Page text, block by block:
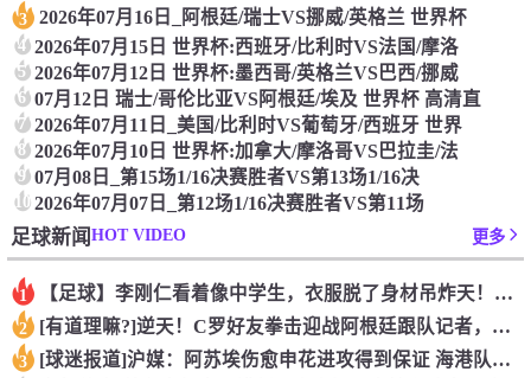
3 2026年07月16日_阿根廷/瑞士VS挪威/英格兰 世界杯
4 2026年07月15日 世界杯:西班牙/比利时VS法国/摩洛
5 2026年07月12日 世界杯:墨西哥/英格兰VS巴西/挪威
6 07月12日 瑞士/哥伦比亚VS阿根廷/埃及 世界杯 高清直
7 2026年07月11日_美国/比利时VS葡萄牙/西班牙 世界
8 2026年07月10日 世界杯:加拿大/摩洛哥VS巴拉圭/法
9 07月08日_第15场1/16决赛胜者VS第13场1/16决
102026年07月07日_第12场1/16决赛胜者VS第11场
足球新闻HOT VIDEO 更多
1 【足球】李刚仁看着像中学生，衣服脱了身材吊炸天！怪不得对抗上
2 [有道理嘛?]逆天！C罗好友拳击迎战阿根廷跟队记者，C罗好友
3 [球迷报道]沪媒：阿苏埃伤愈申花进攻得到保证 海港队基本没有